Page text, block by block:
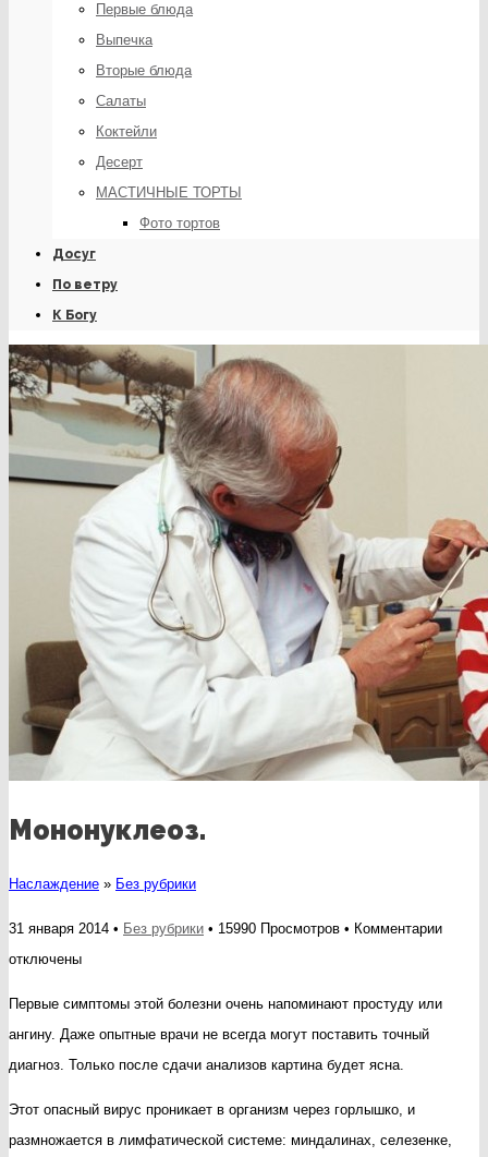
Первые блюда
Выпечка
Вторые блюда
Салаты
Коктейли
Десерт
МАСТИЧНЫЕ ТОРТЫ
Фото тортов
Досуг
По ветру
К Богу
Мононуклеоз.
Наслаждение » Без рубрики
31 января 2014 • Без рубрики • 15990 Просмотров • Комментариик
отключены
Первые симптомы этой болезни очень напоминают простуду или
ангину. Даже опытные врачи не всегда могут поставить точный
диагноз. Только после сдачи анализов картина будет ясна.
Этот опасный вирус проникает в организм через горлышко, и
размножается в лимфатической системе: миндалинах, селезенке,